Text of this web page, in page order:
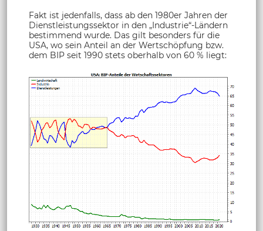
Fakt ist jedenfalls, dass ab den 1980er Jahren der
Dienstleistungssektor in den „Industrie“-Ländern
bestimmend wurde. Das gilt besonders für die
USA, wo sein Anteil an der Wertschöpfung bzw.
dem BIP seit 1990 stets oberhalb von 60 % liegt: